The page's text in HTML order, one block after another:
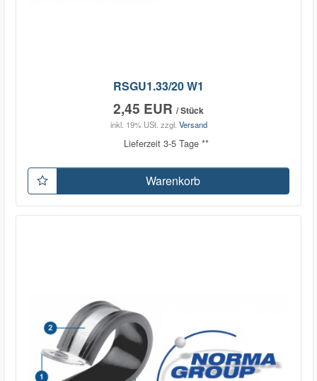
RSGU1.33/20 W1
2,45 EUR / Stück
inkl. 19% USt. zzgl. Versand
Lieferzeit 3-5 Tage **
Warenkorb